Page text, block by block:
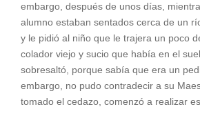
embargo, después de unos días,
alumno estaban sentados cerca de un
y le pidió al niño que le trajera un poco
colador viejo y sucio que había en el
sobresaltó, porque sabía que era un
embargo, no pudo contradecir a su
tomado el cedazo, comenzó a realizar